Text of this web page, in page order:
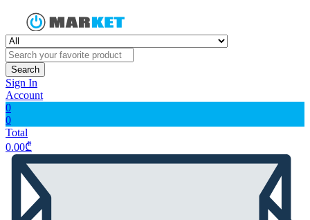
Search
Sign In
Account
0
0
Total
0.00₾